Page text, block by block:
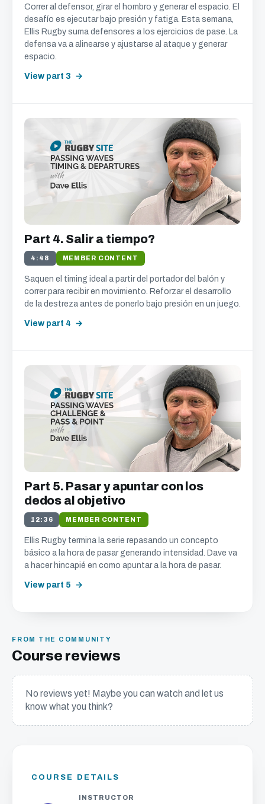
Correr al defensor, girar el hombro y generar el espacio. El
desafío es ejecutar bajo presión y fatiga. Esta semana,
Ellis Rugby suma defensores a los ejercicios de pase. La
defensa va a alinearse y ajustarse al ataque y generar
espacio.
View part 3
Part 4. Salir a tiempo?
4:48 MEMBER CONTENT
Saquen el timing ideal a partir del portador del balón y
correr para recibir en movimiento. Reforzar el desarrollo
de la destreza antes de ponerlo bajo presión en un juego.
View part 4
Part 5. Pasar y apuntar con los
dedos al objetivo
12:36 MEMBER CONTENT
Ellis Rugby termina la serie repasando un concepto
básico a la hora de pasar generando intensidad. Dave va
a hacer hincapié en como apuntar a la hora de pasar.
View part 5
FROM THE COMMUNITY
Course reviews
No reviews yet! Maybe you can watch and let us
know what you think?
COURSE DETAILS
INSTRUCTOR